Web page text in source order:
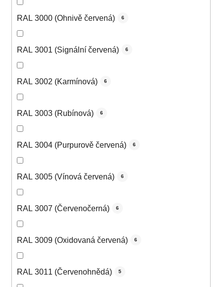
RAL 3000 (Ohnivě červená) 6
RAL 3001 (Signální červená) 6
RAL 3002 (Karmínová) 6
RAL 3003 (Rubínová) 6
RAL 3004 (Purpurově červená) 6
RAL 3005 (Vínová červená) 6
RAL 3007 (Červenočerná) 6
RAL 3009 (Oxidovaná červená) 6
RAL 3011 (Červenohnědá) 5